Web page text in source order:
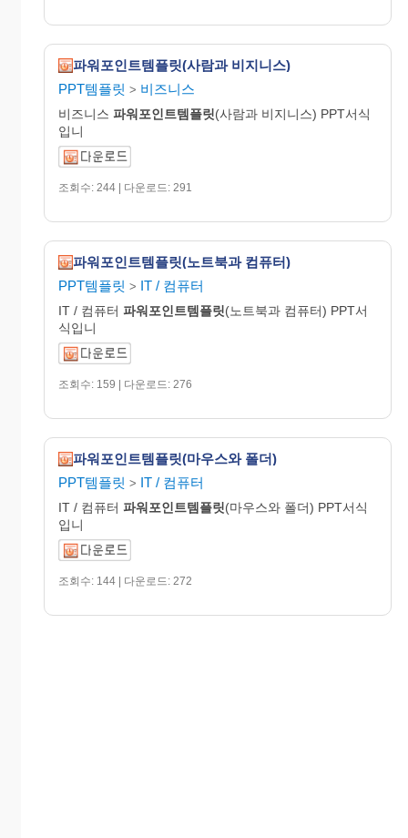
파워포인트템플릿(사람과 비지니스)
PPT템플릿 > 비즈니스
비즈니스 파워포인트템플릿(사람과 비지니스) PPT서식
입니
조회수: 244 | 다운로드: 291
파워포인트템플릿(노트북과 컴퓨터)
PPT템플릿 > IT / 컴퓨터
IT / 컴퓨터 파워포인트템플릿(노트북과 컴퓨터) PPT서
식입니
조회수: 159 | 다운로드: 276
파워포인트템플릿(마우스와 폴더)
PPT템플릿 > IT / 컴퓨터
IT / 컴퓨터 파워포인트템플릿(마우스와 폴더) PPT서식
입니
조회수: 144 | 다운로드: 272